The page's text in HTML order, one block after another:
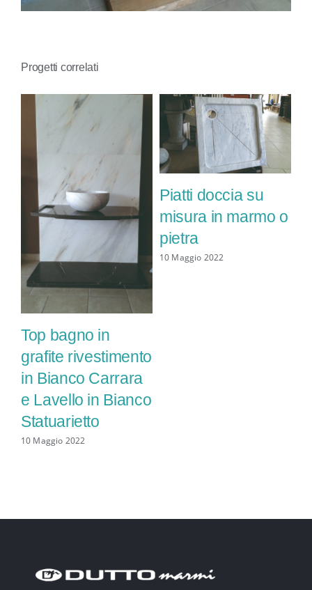
Progetti correlati
Top bagno in
grafite rivestimento
in Bianco Carrara
e Lavello in Bianco
Statuarietto
10 Maggio 2022
Piatti doccia su
misura in marmo o
pietra
10 Maggio 2022